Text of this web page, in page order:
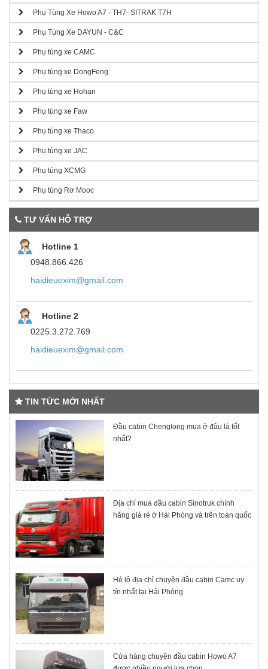
Phụ Tùng Xe Howo A7 - TH7- SITRAK T7H
Phụ Tùng Xe DAYUN - C&C
Phụ tùng xe CAMC
Phụ tùng xe DongFeng
Phụ tùng xe Hohan
Phụ tùng xe Faw
Phụ tùng xe Thaco
Phụ tùng xe JAC
Phụ tùng XCMG
Phụ tùng Rơ Mooc
TƯ VẤN HỖ TRỢ
Hotline 1
0948.866.426
haidieuexim@gmail.com
Hotline 2
0225.3.272.769
haidieuexim@gmail.com
TIN TỨC MỚI NHẤT
Đầu cabin Chenglong mua ở đâu là tốt
nhất?
Địa chỉ mua đầu cabin Sinotruk chính
hãng giá rẻ ở Hải Phòng và trên toàn quốc
Hé lộ địa chỉ chuyên đầu cabin Camc uy
tín nhất tại Hải Phòng
Cửa hàng chuyên đầu cabin Howo A7